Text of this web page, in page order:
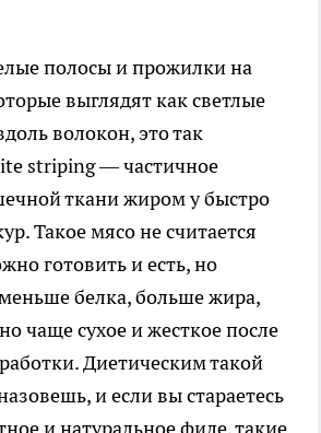
полосы и прожилки на
выглядят как светлые
волокон, это так
striping — частичное
ткани жиром у быстро
Такое мясо не считается
готовить и есть, но
белка, больше жира,
чаще сухое и жесткое после
Диетическим такой
и если вы стараетесь